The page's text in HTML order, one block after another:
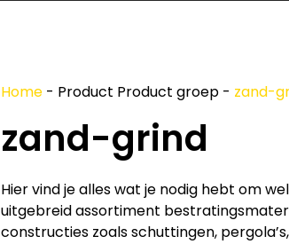
Home - Product Product groep - zand-
zand-grind
Hier vind je alles wat je nodig hebt om
uitgebreid assortiment
constructies zoals schuttingen,